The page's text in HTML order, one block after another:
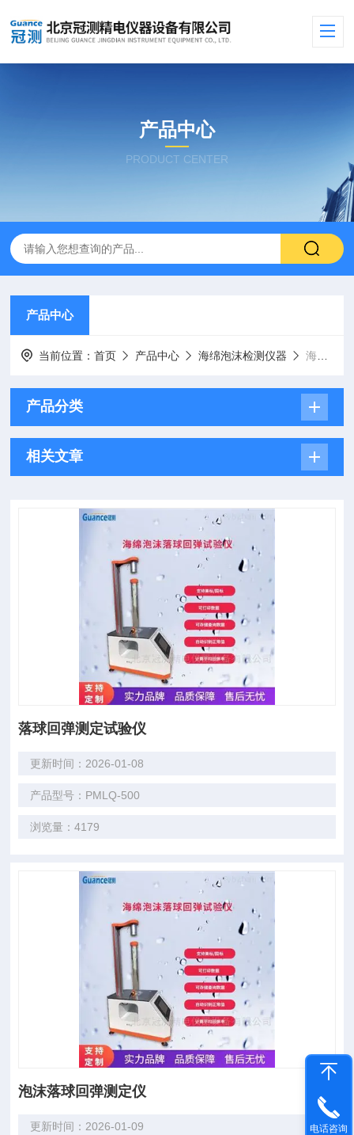
产品中心
PRODUCT CENTER
产品中心
当前位置：首页 产品中心 海绵泡沫检测仪器 海绵落球回弹试验仪
产品分类
相关文章
落球回弹测定试验仪
更新时间：2026-01-08
产品型号：PMLQ-500
浏览量：4179
泡沫落球回弹测定仪
更新时间：2026-01-09 电话咨询